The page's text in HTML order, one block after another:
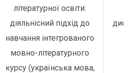
літературної освіти:
діяльнісний підхід до
навчання інтегрованого
мовно-літературного
курсу (українська мова,